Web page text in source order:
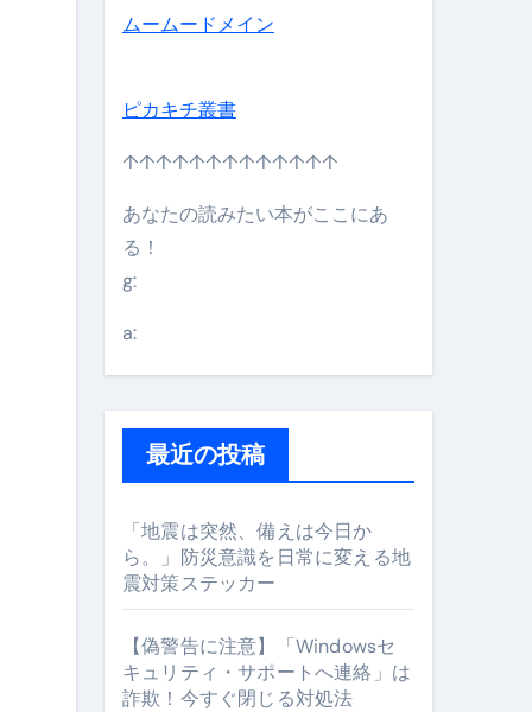
月3日】 #bitcoin #全財産 #暗号資産
ト #筋トレ #美容 #健康 #雑学 #ナレーター #小林将大
ムームードメイン
ピカキチ叢書
↑↑↑↑↑↑↑↑↑↑↑↑↑
あなたの読みたい本がここにあ
る！
g:
a:
最近の投稿
「地震は突然、備えは今日か
ら。」防災意識を日常に変える地
震対策ステッカー
【偽警告に注意】「Windowsセ
キュリティ・サポートへ連絡」は
詐欺！今すぐ閉じる対処法